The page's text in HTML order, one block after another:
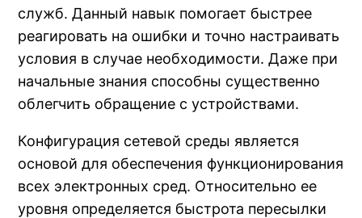
служб. Данный навык помогает быстрее
реагировать на ошибки и точно настраивать
условия в случае необходимости. Даже при
начальные знания способны существенно
облегчить обращение с устройствами.
Конфигурация сетевой среды является
основой для обеспечения функционирования
всех электронных сред. Относительно ее
уровня определяется быстрота пересылки